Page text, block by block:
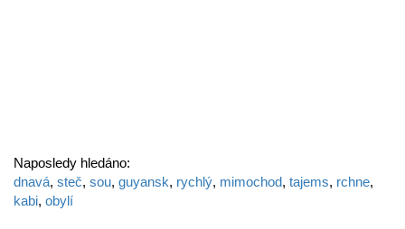
Naposledy hledáno:
dnavá, steč, sou, guyansk, rychlý, mimochod, tajems, rchne,
kabi, obylí